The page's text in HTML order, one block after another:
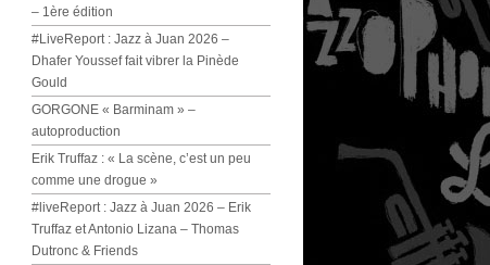
– 1ère édition
#LiveReport : Jazz à Juan 2026 –
Dhafer Youssef fait vibrer la Pinède
Gould
GORGONE « Barminam » –
autoproduction
Erik Truffaz : « La scène, c’est un peu
comme une drogue »
#liveReport : Jazz à Juan 2026 – Erik
Truffaz et Antonio Lizana – Thomas
Dutronc & Friends